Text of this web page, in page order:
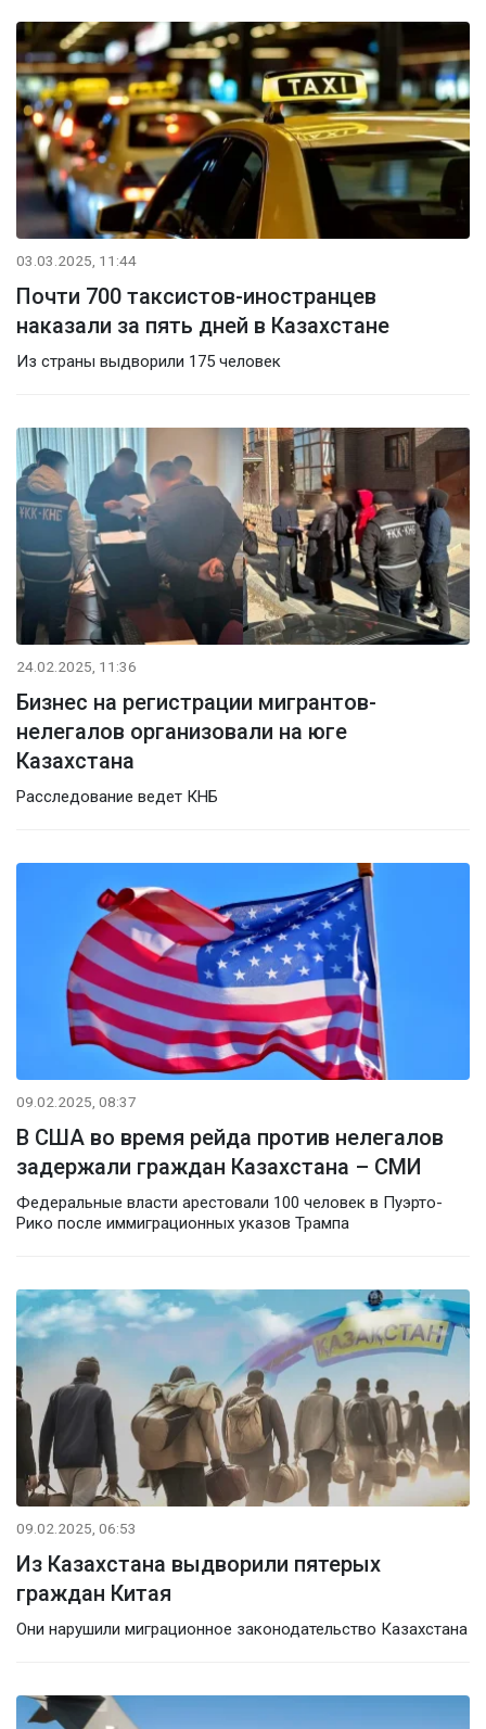
03.03.2025, 11:44
Почти 700 таксистов-иностранцев
наказали за пять дней в Казахстане
Из страны выдворили 175 человек
24.02.2025, 11:36
Бизнес на регистрации мигрантов-
нелегалов организовали на юге
Казахстана
Расследование ведет КНБ
09.02.2025, 08:37
В США во время рейда против нелегалов
задержали граждан Казахстана – СМИ
Федеральные власти арестовали 100 человек в Пуэрто-
Рико после иммиграционных указов Трампа
09.02.2025, 06:53
Из Казахстана выдворили пятерых
граждан Китая
Они нарушили миграционное законодательство Казахстана